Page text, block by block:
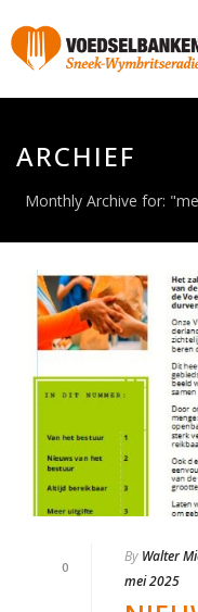
ARCHIEF
Monthly Archive for:
0
By Walter
mei 2025